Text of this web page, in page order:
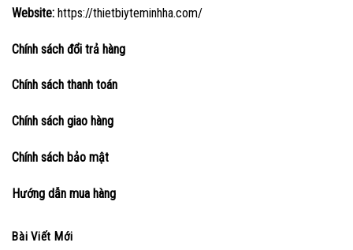
Website: https://thietbiyteminhha.com/
Chính sách đổi trả hàng
Chính sách thanh toán
Chính sách giao hàng
Chính sách bảo mật
Hướng dẫn mua hàng
Bài Viết Mới